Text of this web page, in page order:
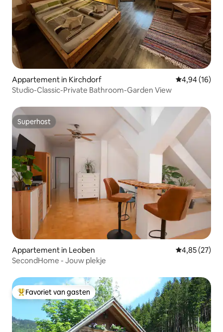
Appartement in Kirchdorf Gemiddelde
4,94 (16)
Studio-Classic-Private Bathroom-Garden View
Superhost
Superhost
Appartement in Leoben Gemiddelde
4,85 (27)
SecondHome - Jouw plekje
Topfavoriet van gasten
Favoriet van gasten